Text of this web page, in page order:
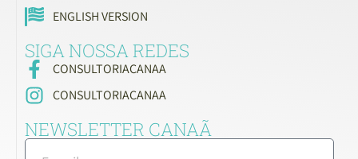
ENGLISH VERSION
SIGA NOSSA REDES
CONSULTORIACANAA
CONSULTORIACANAA
NEWSLETTER CANAÃ